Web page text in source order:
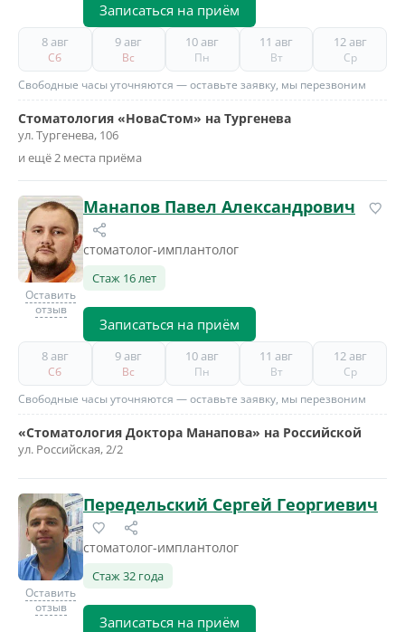
Записаться на приём
8 авг
Сб
9 авг
Вс
10 авг
Пн
11 авг
Вт
12 авг
Ср
Свободные часы уточняются — оставьте заявку, мы перезвоним
Стоматология «НоваСтом» на Тургенева
ул. Тургенева, 106
и ещё 2 места приёма
Оставить
отзыв
Манапов Павел Александрович
стоматолог-имплантолог
Стаж 16 лет
Записаться на приём
8 авг
Сб
9 авг
Вс
10 авг
Пн
11 авг
Вт
12 авг
Ср
Свободные часы уточняются — оставьте заявку, мы перезвоним
«Стоматология Доктора Манапова» на Российской
ул. Российская, 2/2
Оставить
отзыв
Передельский Сергей Георгиевич
стоматолог-имплантолог
Стаж 32 года
Записаться на приём